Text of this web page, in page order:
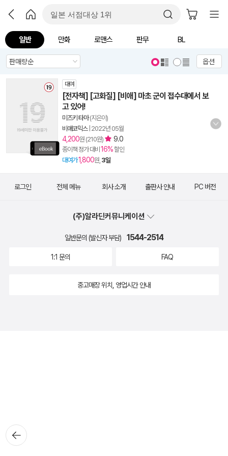
일반 만화 로맨스 판무 BL
옵션
대여
[전자책] [고화질] [비애] 마초 군이 접수대에서 보
고 있어!
미즈키 타마(지은이)
비애코믹스| 2022년 05월
4,200원 (210원) 9.0
종이책 정가 대비 16%할인
대여가1,800원, 3일
뒤로가
기
로그인 전체 메뉴 회사 소개 출판사 안내 PC 버전
(주)알라딘커뮤니케이션
일반문의 (발신자 부담) 1544-2514
1:1 문의 FAQ
중고매장 위치, 영업시간 안내